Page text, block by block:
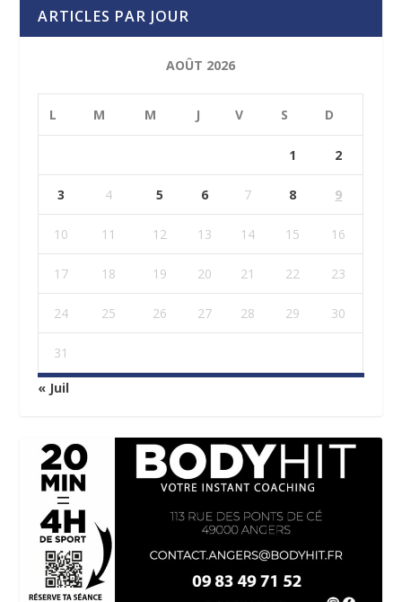
ARTICLES PAR JOUR
AOÛT 2026
L M M J V S D
1 2
3 4 5 6 7 8 9
10 11 12 13 14 15 16
17 18 19 20 21 22 23
24 25 26 27 28 29 30
31
« Juil